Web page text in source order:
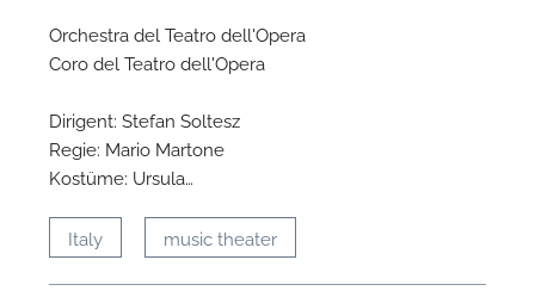
Orchestra del Teatro dell'Opera
Coro del Teatro dell'Opera
Dirigent: Stefan Soltesz
Regie: Mario Martone
Kostüme: Ursula…
Italy music theater